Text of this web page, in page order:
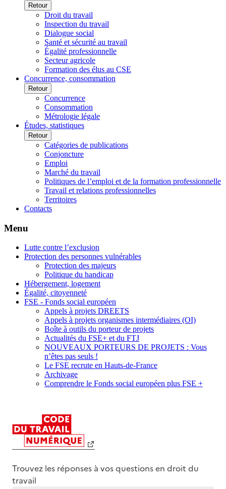
Retour
Droit du travail
Inspection du travail
Dialogue social
Santé et sécurité au travail
Égalité professionnelle
Secteur agricole
Formation des élus au CSE
Concurrence, consommation
Retour
Concurrence
Consommation
Métrologie légale
Études, statistiques
Retour
Catégories de publications
Conjoncture
Emploi
Marché du travail
Politiques de l’emploi et de la formation professionnelle
Travail et relations professionnelles
Territoires
Contacts
Menu
Lutte contre l’exclusion
Protection des personnes vulnérables
Protection des majeurs
Politique du handicap
Hébergement, logement
Égalité, citoyenneté
FSE - Fonds social européen
Appels à projets DREETS
Appels à projets organismes intermédiaires (OI)
Boîte à outils du porteur de projets
Actualités du FSE+ et du FTJ
NOUVEAUX PORTEURS DE PROJETS : Vous
n’êtes pas seuls !
Le FSE recrute en Hauts-de-France
Archivage
Comprendre le Fonds social européen plus FSE +